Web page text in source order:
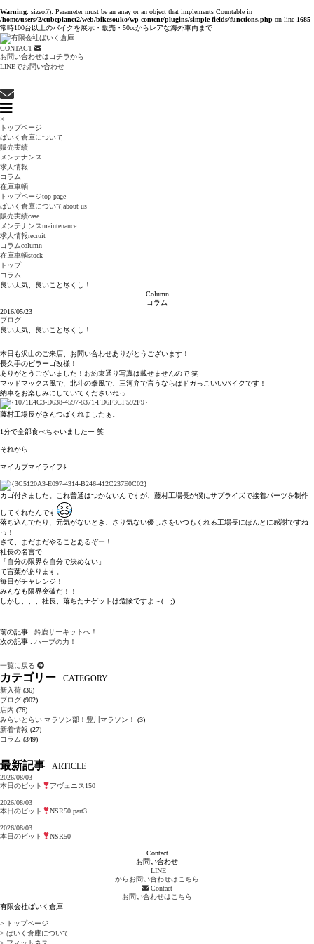
Warning: sizeof(): Parameter must be an array or an object that implements Countable in
/home/users/2/cubeplanet2/web/bikesouko/wp-content/plugins/simple-fields/functions.php on line 1685
常時100台以上のバイクを展示・販売・50ccからレアな海外車両まで
CONTACT
お問い合わせはコチラから
LINEでお問い合わせ
×
トップページ
ばいく倉庫について
販売実績
メンテナンス
求人情報
コラム
在庫車輌
トップページtop page
ばいく倉庫についてabout us
販売実績case
メンテナンスmaintenance
求人情報recruit
コラムcolumn
在庫車輌stock
トップ
コラム
良い天気、良いこと尽くし！
Column
コラム
2016/05/23
ブログ
良い天気、良いこと尽くし！
本日も沢山のご来店、お問い合わせありがとうございます！
長久手のビラーゴ改様！
ありがとうございました！お約束通り写真は載せませんので 笑
マッドマックス風で、北斗の拳風で、三河弁で言うならばドガっこいいバイクです！
納車をお楽しみにしていてくださいねっ
藤村工場長がきんつばくれましたぁ。
1分で全部食べちゃいましたー 笑
それから
マイカブマイライフ⇩
カゴ付きました。これ普通はつかないんですが、藤村工場長が僕にサプライズで接着パーツを制作
してくれたんです
落ち込んでたり、元気がないとき、さり気ない優しさをいつもくれる工場長にほんとに感謝ですね
っ！
さて、まだまだやることあるぞー！
社長の名言で
「自分の限界を自分で決めない」
て言葉があります。
毎日がチャレンジ！
みんなも限界突破だ！！
しかし、、、社長、落ちたナゲットは危険ですよ～(･･;)
前の記事 : 鈴鹿サーキットへ！
次の記事 : ハーブの力！
一覧に戻る
カテゴリー CATEGORY
新入荷 (36)
ブログ (902)
店内 (76)
みらいとらい マラソン部！豊川マラソン！
(3)
新着情報 (27)
コラム (349)
最新記事 ARTICLE
2026/08/03
本日のピット
アヴェニス150
2026/08/03
本日のピット
NSR50 part3
2026/08/03
本日のピット
NSR50
Contact
お問い合わせ
LINE
からお問い合わせはこちら
Contact
お問い合わせはこちら
有限会社ばいく倉庫
> トップページ
> ばいく倉庫について